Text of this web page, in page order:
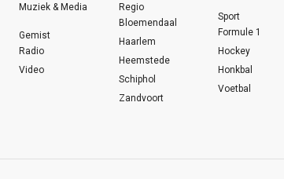
Muziek & Media
Gemist
Radio
Video
Regio
Bloemendaal
Haarlem
Heemstede
Schiphol
Zandvoort
Sport
Formule 1
Hockey
Honkbal
Voetbal